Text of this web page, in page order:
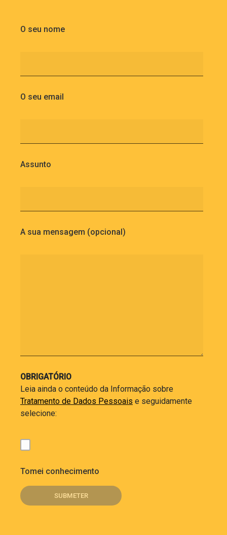
O seu nome
O seu email
Assunto
A sua mensagem (opcional)
OBRIGATÓRIO
Leia ainda o conteúdo da Informação sobre
Tratamento de Dados Pessoais e seguidamente
selecione:
Tomei conhecimento